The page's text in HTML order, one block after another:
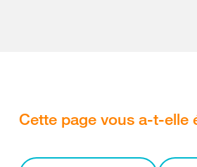
Cette page vous a-t-elle